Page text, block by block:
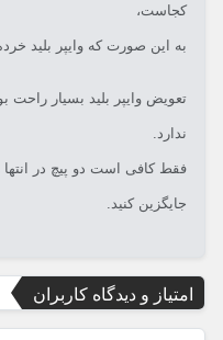
کجاست،
به این صورت که وایپر بلید
تعویض وایپر بلید بسیار راحت
ندارد.
فقط کافی است دو پیچ در انتها و
جایگزین کنید.
امتیاز و دیدگاه کاربران